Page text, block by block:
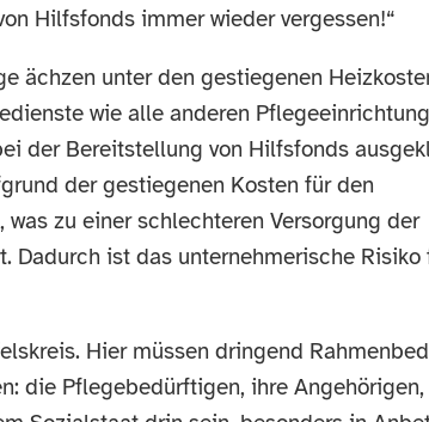
Hilfsfonds immer wieder vergessen!“
ächzen unter den gestiegenen
wie alle anderen
der Bereitstellung von Hilfsfonds
der gestiegenen Kosten für den
zu einer schlechteren Versorgung der
Dadurch ist das unternehmerische Risiko
Hier müssen dringend
die Pflegebedürftigen, ihre